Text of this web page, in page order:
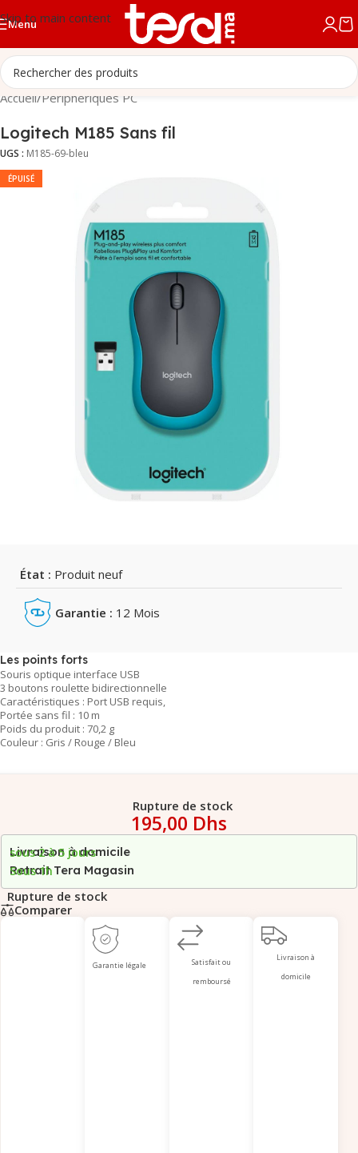
Skip to main content
Menu
Accueil/Périphériques PC
Logitech M185 Sans fil
UGS : M185-69-bleu
ÉPUISÉ
État : Produit neuf
Garantie : 12 Mois
Les points forts
Souris optique interface USB
3 boutons roulette bidirectionnelle
Caractéristiques : Port USB requis,
Portée sans fil : 10 m
Poids du produit : 70,2 g
Couleur : Gris / Rouge / Bleu
Rupture de stock
195,00 Dhs
Livraison à domicile
sous 2 à 5 jours
Retrait Tera Magasin
Sous 1h
Rupture de stock
Comparer
Garantie légale
Satisfait ou
remboursé
Livraison à
domicile